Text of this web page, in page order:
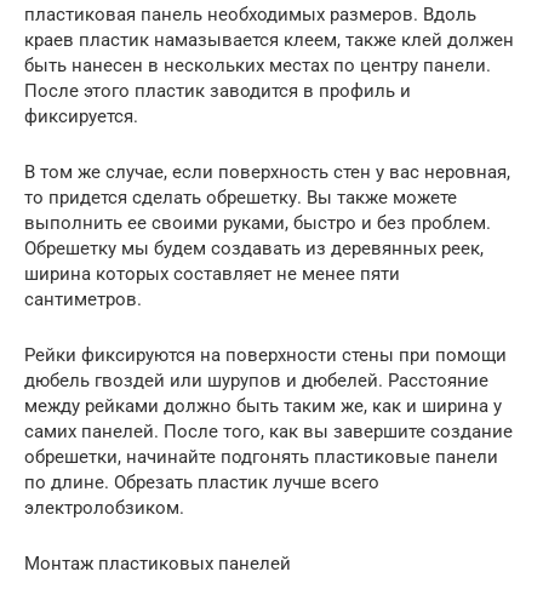
пластиковая панель необходимых размеров. Вдоль
краев пластик намазывается клеем, также клей должен
быть нанесен в нескольких местах по центру панели.
После этого пластик заводится в профиль и
фиксируется.
В том же случае, если поверхность стен у вас неровная,
то придется сделать обрешетку. Вы также можете
выполнить ее своими руками, быстро и без проблем.
Обрешетку мы будем создавать из деревянных реек,
ширина которых составляет не менее пяти
сантиметров.
Рейки фиксируются на поверхности стены при помощи
дюбель гвоздей или шурупов и дюбелей. Расстояние
между рейками должно быть таким же, как и ширина у
самих панелей. После того, как вы завершите создание
обрешетки, начинайте подгонять пластиковые панели
по длине. Обрезать пластик лучше всего
электролобзиком.
Монтаж пластиковых панелей